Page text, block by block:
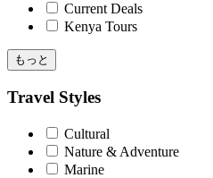
Current Deals
Kenya Tours
もっと
Travel Styles
Cultural
Nature & Adventure
Marine